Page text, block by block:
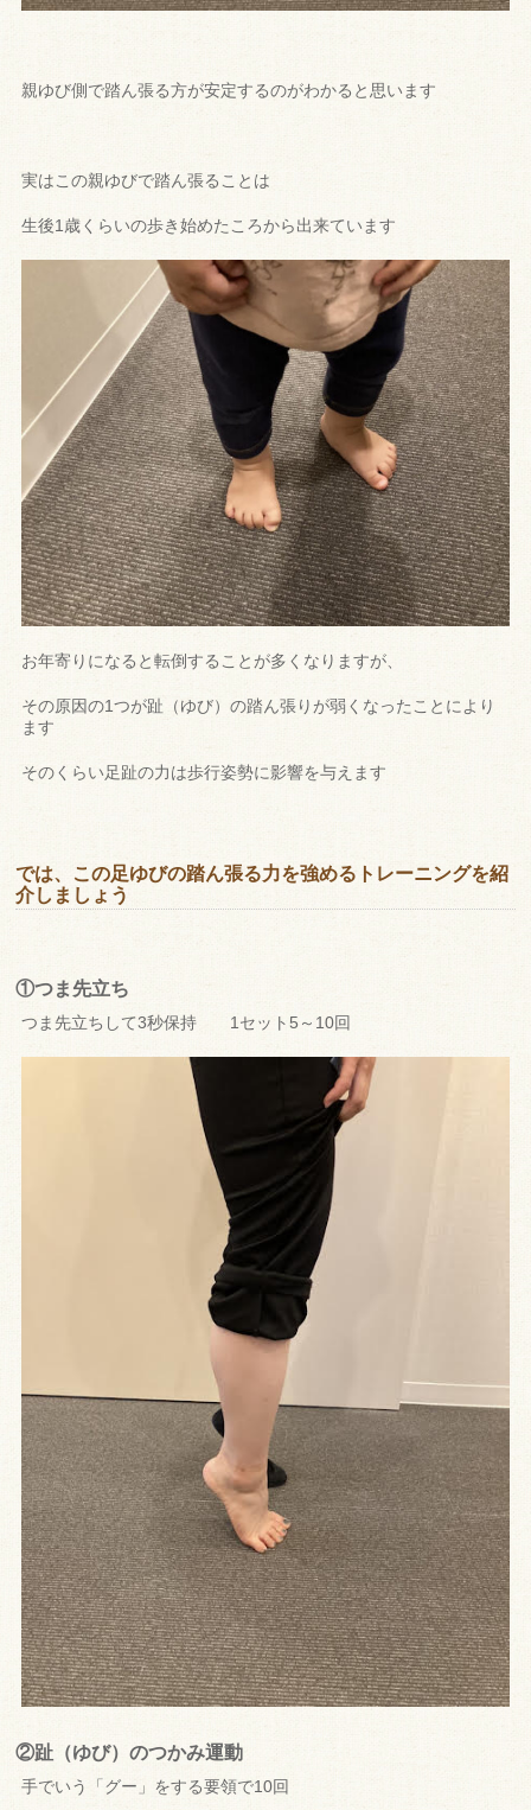
親ゆび側で踏ん張る方が安定するのがわかると思います
実はこの親ゆびで踏ん張ることは
生後1歳くらいの歩き始めたころから出来ています
お年寄りになると転倒することが多くなりますが、
その原因の1つが趾（ゆび）の踏ん張りが弱くなったことにより
ます
そのくらい足趾の力は歩行姿勢に影響を与えます
では、この足ゆびの踏ん張る力を強めるトレーニングを紹
介しましょう
①つま先立ち
つま先立ちして3秒保持 1セット5～10回
②趾（ゆび）のつかみ運動
手でいう「グー」をする要領で10回